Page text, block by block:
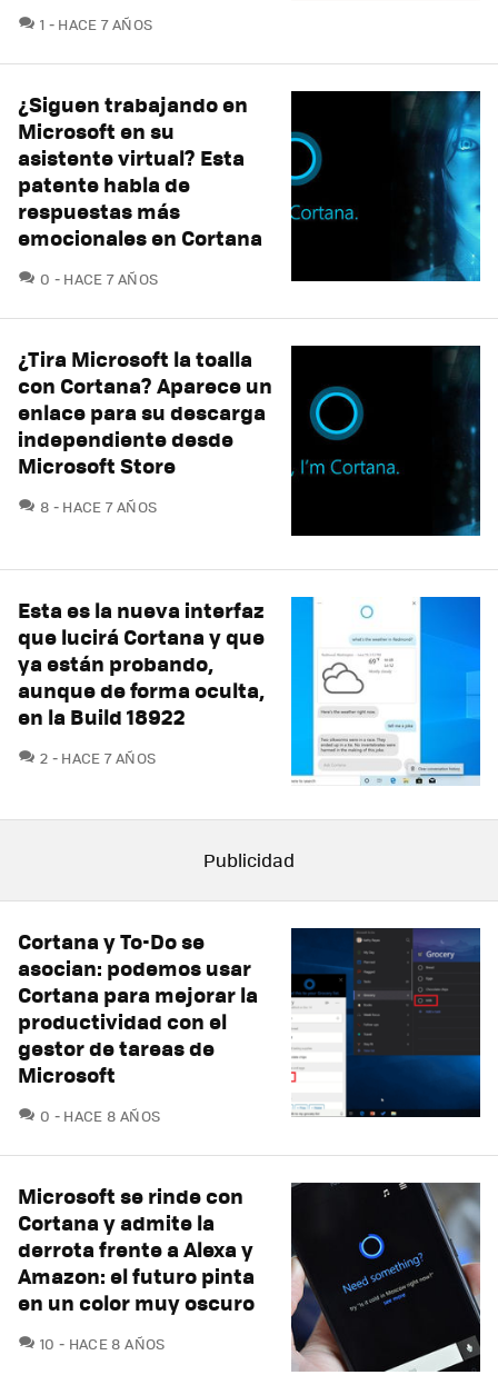
1 COMENTARIOS
HACE 7 AÑOS
¿Siguen trabajando en
Microsoft en su
asistente virtual? Esta
patente habla de
respuestas más
emocionales en Cortana
0 COMENTARIOS
HACE 7 AÑOS
¿Tira Microsoft la toalla
con Cortana? Aparece un
enlace para su descarga
independiente desde
Microsoft Store
8 COMENTARIOS
HACE 7 AÑOS
Esta es la nueva interfaz
que lucirá Cortana y que
ya están probando,
aunque de forma oculta,
en la Build 18922
2 COMENTARIOS
HACE 7 AÑOS
Cortana y To-Do se
asocian: podemos usar
Cortana para mejorar la
productividad con el
gestor de tareas de
Microsoft
0 COMENTARIOS
HACE 8 AÑOS
Microsoft se rinde con
Cortana y admite la
derrota frente a Alexa y
Amazon: el futuro pinta
en un color muy oscuro
10 COMENTARIOS
HACE 8 AÑOS